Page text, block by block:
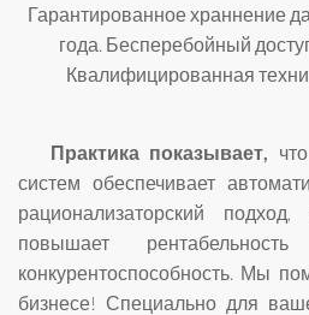
Гарантированное храннение
года. Бесперебойный
Квалифицированная
Практика показывает,
систем обеспечивает
рационализаторский
повышает
конкурентоспособность. Мы
бизнесе! Специально для